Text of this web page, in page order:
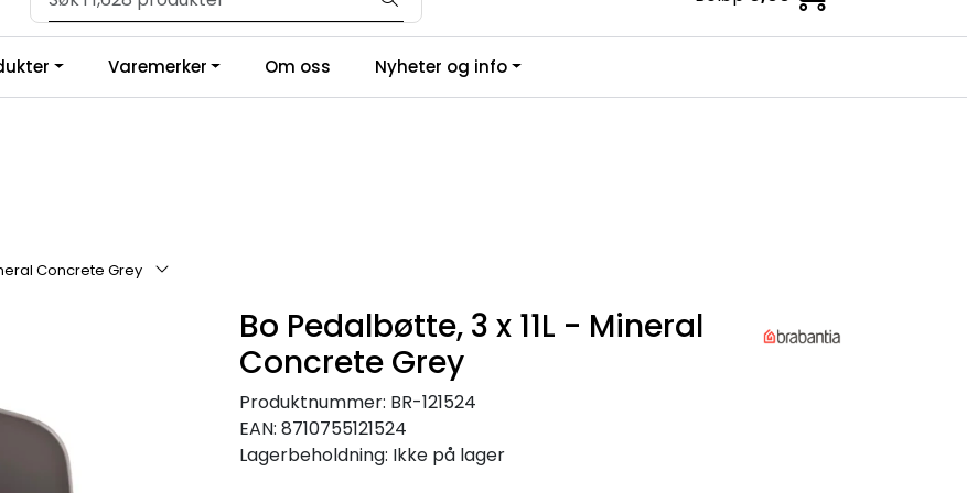
Velkommen til vår forhandlerportal
Varemerker Om oss Nyheter og info
Concrete Grey
Bo Pedalbøtte, 3 x 11L - Mineral
Concrete Grey
Produktnummer: BR-121524
EAN: 8710755121524
Lagerbeholdning: Ikke på lager